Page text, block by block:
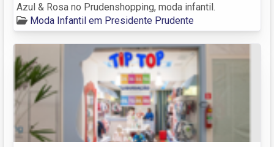
Azul & Rosa no Prudenshopping, moda infantil.
Moda Infantil em Presidente Prudente